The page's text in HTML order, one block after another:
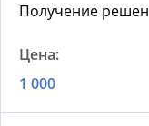
Получение
1 000